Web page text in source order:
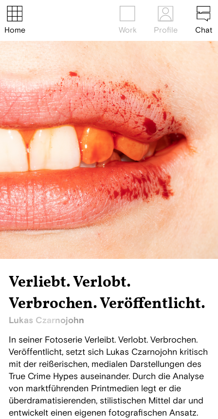
Home Work Profile Chat
Verliebt. Verlobt.
Verbrochen. Veröffentlicht.
Lukas Czarnojohn
In seiner Fotoserie Verleibt. Verlobt. Verbrochen.
Veröffentlicht, setzt sich Lukas Czarnojohn kritisch
mit der reißerischen, medialen Darstellungen des
True Crime Hypes auseinander. Durch die Analyse
von marktführenden Printmedien legt er die
überdramatisierenden, stilistischen Mittel dar und
entwickelt einen eigenen fotografischen Ansatz.